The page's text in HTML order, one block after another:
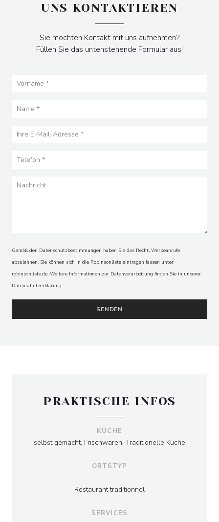
UNS KONTAKTIEREN
Sie möchten Kontakt mit uns aufnehmen?
Füllen Sie das untenstehende Formular aus!
Gemäß den Datenschutzbestimmungen haben Sie das Recht, Werbeanrufe
abzulehnen. Sie können sich in die Robinsonliste eintragen lassen unter
robinsonliste.de. Weitere Informationen zur Datenverarbeitung finden Sie in unserer
Datenschutzerklärung.
PRAKTISCHE INFOS
KÜCHE
selbst gemacht, Frischwaren, Traditionelle Küche
ORTSTYP
Restaurant traditionnel
SERVICES